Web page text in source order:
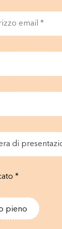
di
*
pieno